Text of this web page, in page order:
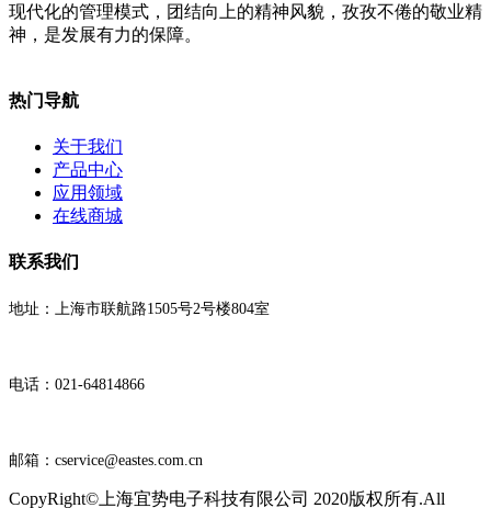
现代化的管理模式，团结向上的精神风貌，孜孜不倦的敬业精
神，是发展有力的保障。
热门导航
关于我们
产品中心
应用领域
在线商城
联系我们
地址：上海市联航路1505号2号楼804室
电话：021-64814866
邮箱：cservice@eastes.com.cn
CopyRight©上海宜势电子科技有限公司 2020版权所有.All